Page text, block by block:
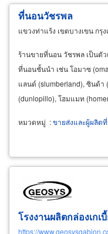
ที่นอนวัชรพล
แขวงท่าแร้ง เขตบางเขน กรุ
ร้านขายที่นอน วัชรพล เป็นตั
ที่นอนชั้นนำ เช่น โอมาซ
แลนด์ (slumberland), ซินด้า
(dunlopillo), โฮมแมท
หมวดหมู่ :ขายส่งและผู้ผลิต
โรงงานผลิตกล่องเก
https://